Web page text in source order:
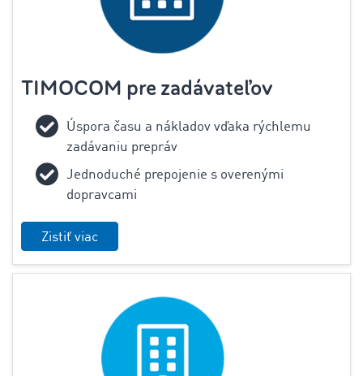
TIMOCOM pre zadávateľov
Úspora času a nákladov vďaka rýchlemu
zadávaniu prepráv
Jednoduché prepojenie s overenými
dopravcami
Zistiť viac